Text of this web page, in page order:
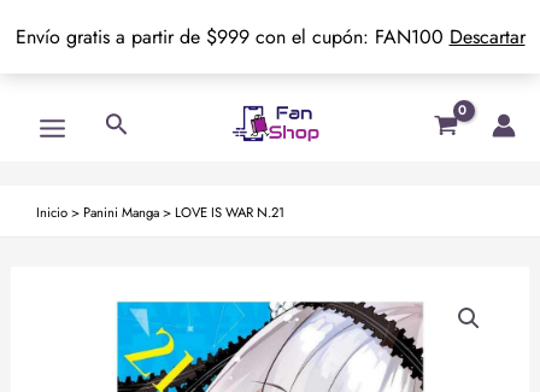
Envío gratis a partir de $999 con el cupón: FAN100 Descartar
Menu
Buscar
Inicio> Panini Manga> LOVE IS WAR N.21